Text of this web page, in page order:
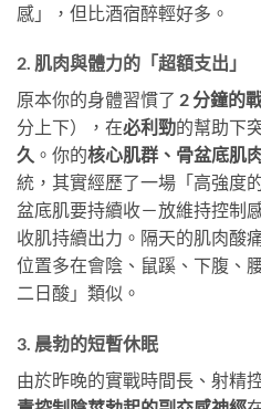
感」，但比酒宿醉輕好多。
2. 肌肉與體力的「超額支出」
原本你的身體習慣了 2 分鐘的
分上下），在必利勁的幫助下
久 。你的核心肌群、骨盆底肌
統，其實經歷了一場「高強度
盆底肌要持續收－放維持控制
收肌持續出力。隔天的肌肉酸
位置多在會陰、鼠蹊、下腹、
二日酸」類似。
3. 晨勃的短暫休眠
由於昨晚的實戰時間長、射精